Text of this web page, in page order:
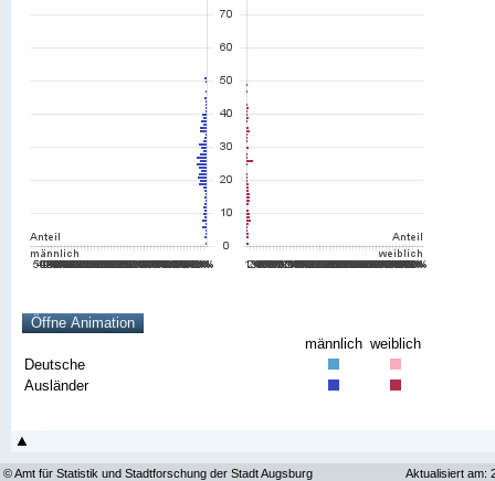
männlich weiblich
Deutsche
Ausländer
© Amt für Statistik und Stadtforschung der Stadt Augsburg Aktualisiert am: